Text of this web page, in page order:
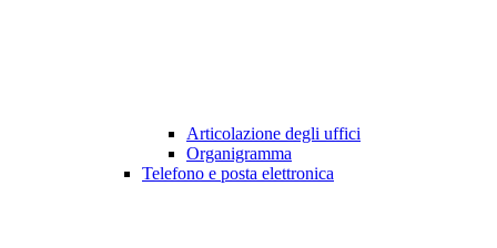
Articolazione degli uffici
Organigramma
Telefono e posta elettronica